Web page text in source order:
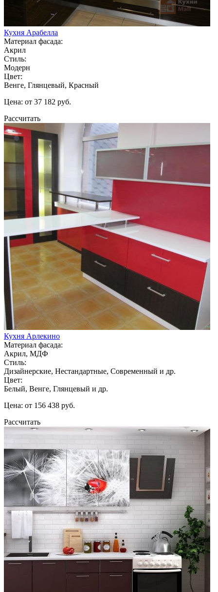
Кухня Арабелла
Материал фасада:
Акрил
Стиль:
Модерн
Цвет:
Венге, Глянцевый, Красный
Цена: от 37 182 руб.
Рассчитать
Кухня Арлекино
Материал фасада:
Акрил, МДФ
Стиль:
Дизайнерские, Нестандартные, Современный и др.
Цвет:
Белый, Венге, Глянцевый и др.
Цена: от 156 438 руб.
Рассчитать